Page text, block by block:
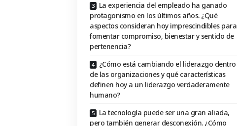
La experiencia del empleado ha ganado
protagonismo en los últimos años. ¿Qué
aspectos consideran hoy imprescindibles para
fomentar compromiso, bienestar y sentido de
pertenencia?
¿Cómo está cambiando el liderazgo dentro
de las organizaciones y qué características
definen hoy a un liderazgo verdaderamente
humano?
La tecnología puede ser una gran aliada,
pero también generar desconexión. ¿Cómo